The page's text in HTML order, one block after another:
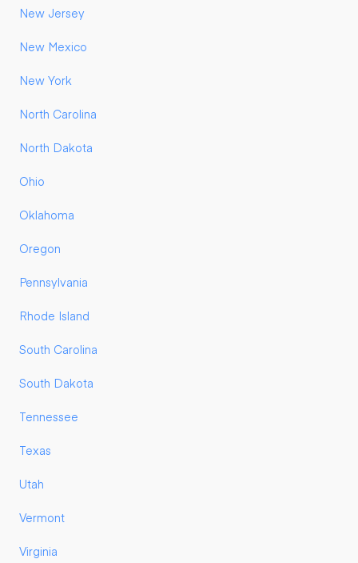
New Jersey
New Mexico
New York
North Carolina
North Dakota
Ohio
Oklahoma
Oregon
Pennsylvania
Rhode Island
South Carolina
South Dakota
Tennessee
Texas
Utah
Vermont
Virginia